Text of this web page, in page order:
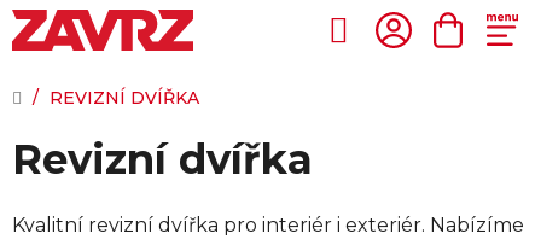
Přejít
na
Hledat
DOMŮ
/ REVIZNÍ DVÍŘKA
Revizní dvířka
Kvalitní revizní dvířka pro interiér i exteriér. Nabízíme